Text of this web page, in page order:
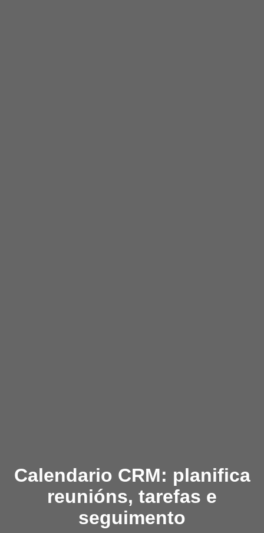
Calendario CRM: planifica
reunións, tarefas e
seguimento